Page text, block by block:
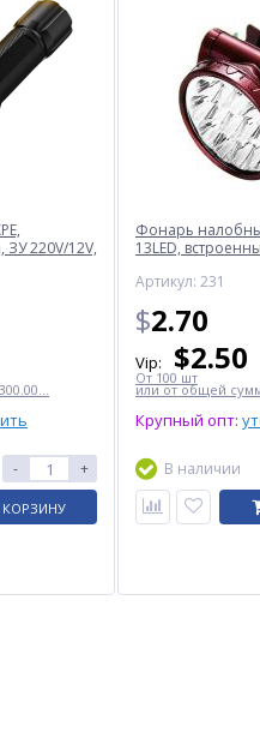
15.00
$14.00
ЗУ 220V/12V,
- +
КОРЗИНУ
Фонарь
13LED,
Артикул: 231
$2.70
Vip: $2.50
От 100 шт
или от общей
Крупный опт:
В наличии